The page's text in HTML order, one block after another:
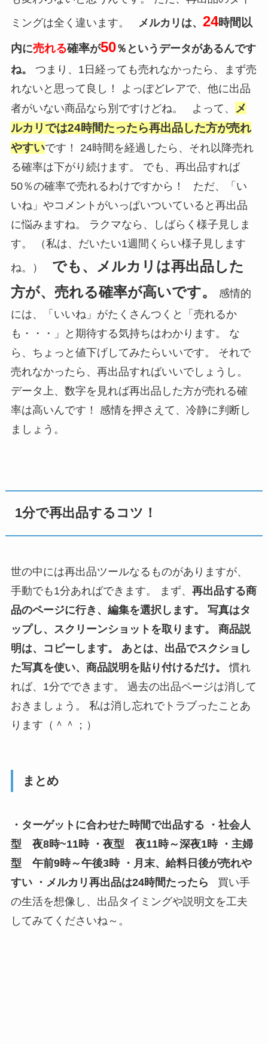
ミングは全く違います。
メルカリは、 24時間以
内に売れる確率が50％というデータがあるんです
ね。
つまり、1日経っても売れなかったら、まず売
れないと思って良し！ よっぽどレアで、他に出品
者がいない商品なら別ですけどね。 よって、
メ
ルカリでは24時間たったら再出品した方が売れ
やすいです！ 24時間を経過したら、それ以降売れ
る確率は下がり続けます。 でも、再出品すれば
50％の確率で売れるわけですから！ ただ、「い
いね」やコメントがいっぱいついていると再出品
に悩みますね。 ラクマなら、しばらく様子見しま
す。 （私は、だいたい1週間くらい様子見します
ね。） でも、メルカリは再出品した
方が、売れる確率が高いです。
感情的
には、「いいね」がたくさんつくと「売れるか
も・・・」と期待する気持ちはわかります。 な
ら、ちょっと値下げしてみたらいいです。 それで
売れなかったら、再出品すればいいでしょうし。
データ上、数字を見れば再出品した方が売れる確
率は高いんです！ 感情を押さえて、冷静に判断し
ましょう。
1分で再出品するコツ！
世の中には再出品ツールなるものがありますが、
手動でも1分あればできます。 まず、 再出品する商
品のページに行き、編集を選択します。
写真はタ
ップし、スクリーンショットを取ります。
商品説
明は、コピーします。
あとは、出品でスクショし
た写真を使い、商品説明を貼り付けるだけ。
慣れ
れば、1分でできます。 過去の出品ページは消して
おきましょう。 私は消し忘れでトラブったことあ
ります（＾＾；）
まとめ
・ターゲットに合わせた時間で出品する
・社会人
型 夜8時~11時
・夜型 夜11時～深夜1時
・主婦
型 午前9時～午後3時
・月末、給料日後が売れや
すい
・メルカリ再出品は24時間たったら 買い手
の生活を想像し、出品タイミングや説明文を工夫
してみてくださいね～。